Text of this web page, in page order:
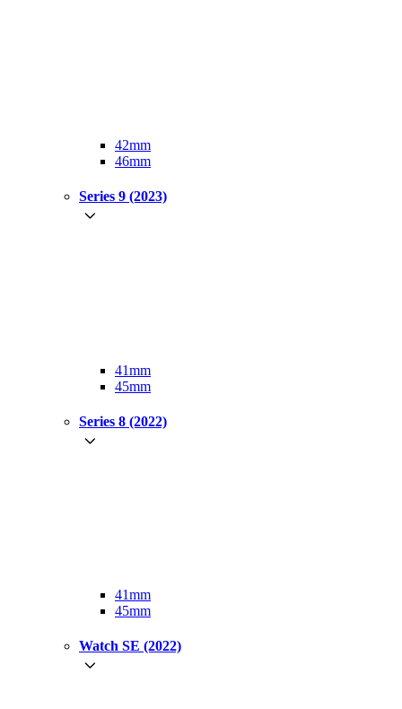
42mm
46mm
Series 9 (2023)
41mm
45mm
Series 8 (2022)
41mm
45mm
Watch SE (2022)